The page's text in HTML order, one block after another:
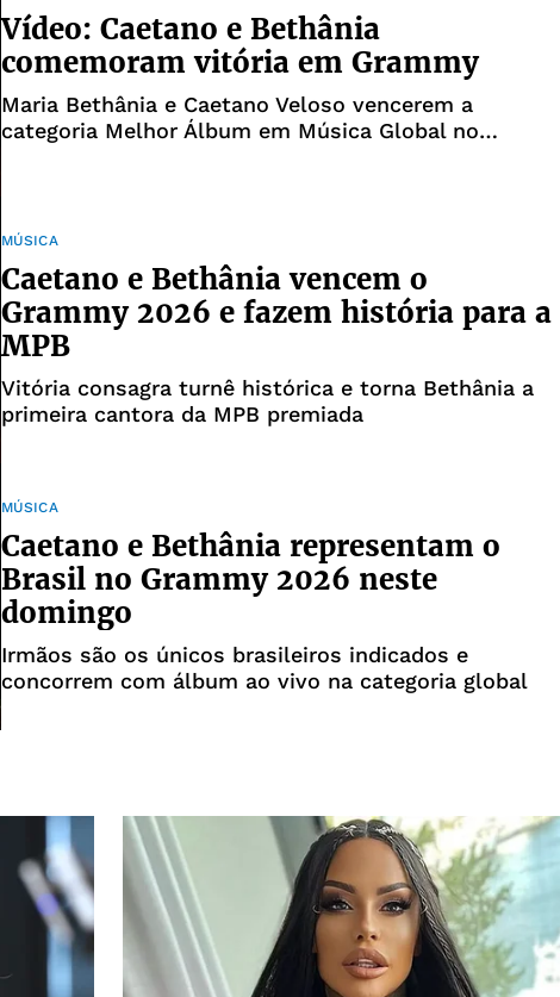
Vídeo: Caetano e Bethânia
comemoram vitória em Grammy
Maria Bethânia e Caetano Veloso vencerem a
categoria Melhor Álbum em Música Global no
MÚSICA
Caetano e Bethânia vencem o
Grammy 2026 e fazem história para a
MPB
Vitória consagra turnê histórica e torna Bethânia a
primeira cantora da MPB premiada
MÚSICA
Caetano e Bethânia representam o
Brasil no Grammy 2026 neste
domingo
Irmãos são os únicos brasileiros indicados e
concorrem com álbum ao vivo na categoria global